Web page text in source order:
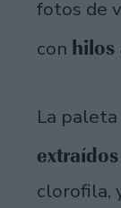
fotos de
con hilos
La
clorofila,